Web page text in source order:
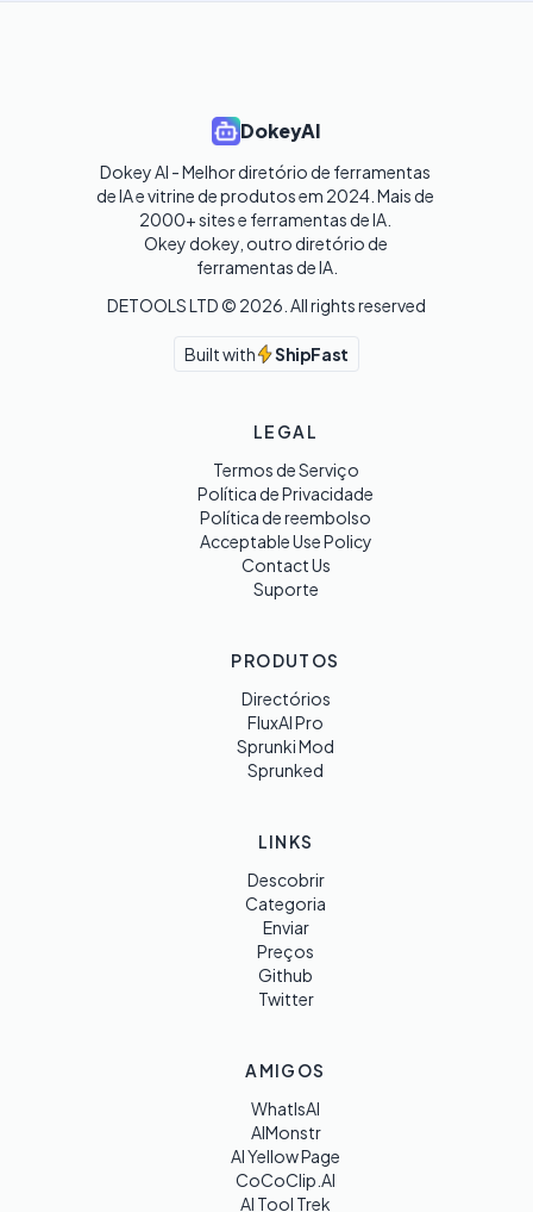
DokeyAI
Dokey AI - Melhor diretório de ferramentas
de IA e vitrine de produtos em 2024. Mais de
2000+ sites e ferramentas de IA.
Okey dokey, outro diretório de
ferramentas de IA.
DETOOLS LTD © 2026 . All rights reserved
Built with ShipFast
LEGAL
Termos de Serviço
Política de Privacidade
Política de reembolso
Acceptable Use Policy
Contact Us
Suporte
PRODUTOS
Directórios
FluxAI Pro
Sprunki Mod
Sprunked
LINKS
Descobrir
Categoria
Enviar
Preços
Github
Twitter
AMIGOS
WhatIsAI
AIMonstr
AI Yellow Page
CoCoClip.AI
AI Tool Trek